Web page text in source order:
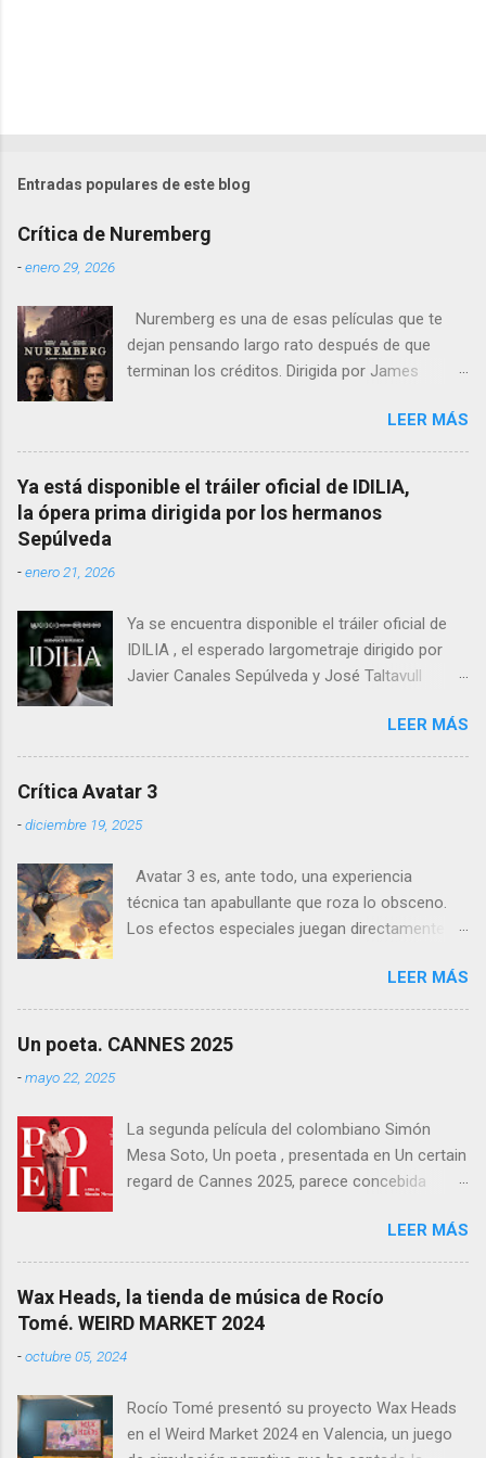
Entradas populares de este blog
Crítica de Nuremberg
-enero 29, 2026
Nuremberg es una de esas películas que te
dejan pensando largo rato después de que
terminan los créditos. Dirigida por James
psicológico se sumerge en los juicios de
Núremberg tras la Segunda Guerra Mundial ,
pero no se limita a recrear eventos judiciales.
En cambio, enfoca su lente en la batalla mental
entre un psiquiatra estadounidense y uno de
LEER MÁS
Ya está disponible el tráiler oficial de IDILIA,
la ópera prima dirigida por los hermanos
Sepúlveda
-enero 21, 2026
Ya se encuentra disponible el tráiler oficial de
IDILIA , el esperado largometraje dirigido por
Javier Canales Sepúlveda y José Taltavull
próximo 27 de febrero . Tras un destacado
recorrido por festivales nacionales e
en la historia del cine balear .
LEER MÁS
Crítica Avatar 3
-diciembre 19, 2025
Avatar 3 es, ante todo, una experiencia
técnica tan apabullante que roza lo obsceno.
Los efectos especiales juegan directamente en
otras películas, es que directamente parecen
inalcanzables para el resto del cine mundial
entero.
LEER MÁS
Un poeta. CANNES 2025
-mayo 22, 2025
La segunda película del colombiano Simón
Mesa Soto, Un poeta , presentada en Un certain
regard de Cannes 2025, parece concebida
sobre la creación artística, la decadencia
masculina, y la supuesta trascendencia de la
poesía en un mundo que no la necesita. Sin
narrativas que resultan más autoindulgentes
que efectivas. Rodada en 16mm, con un
LEER MÁS
Wax Heads, la tienda de música de Rocío
Tomé. WEIRD MARKET 2024
-octubre 05, 2024
Rocío Tomé presentó su proyecto Wax Heads
en el Weird Market 2024 en Valencia, un juego